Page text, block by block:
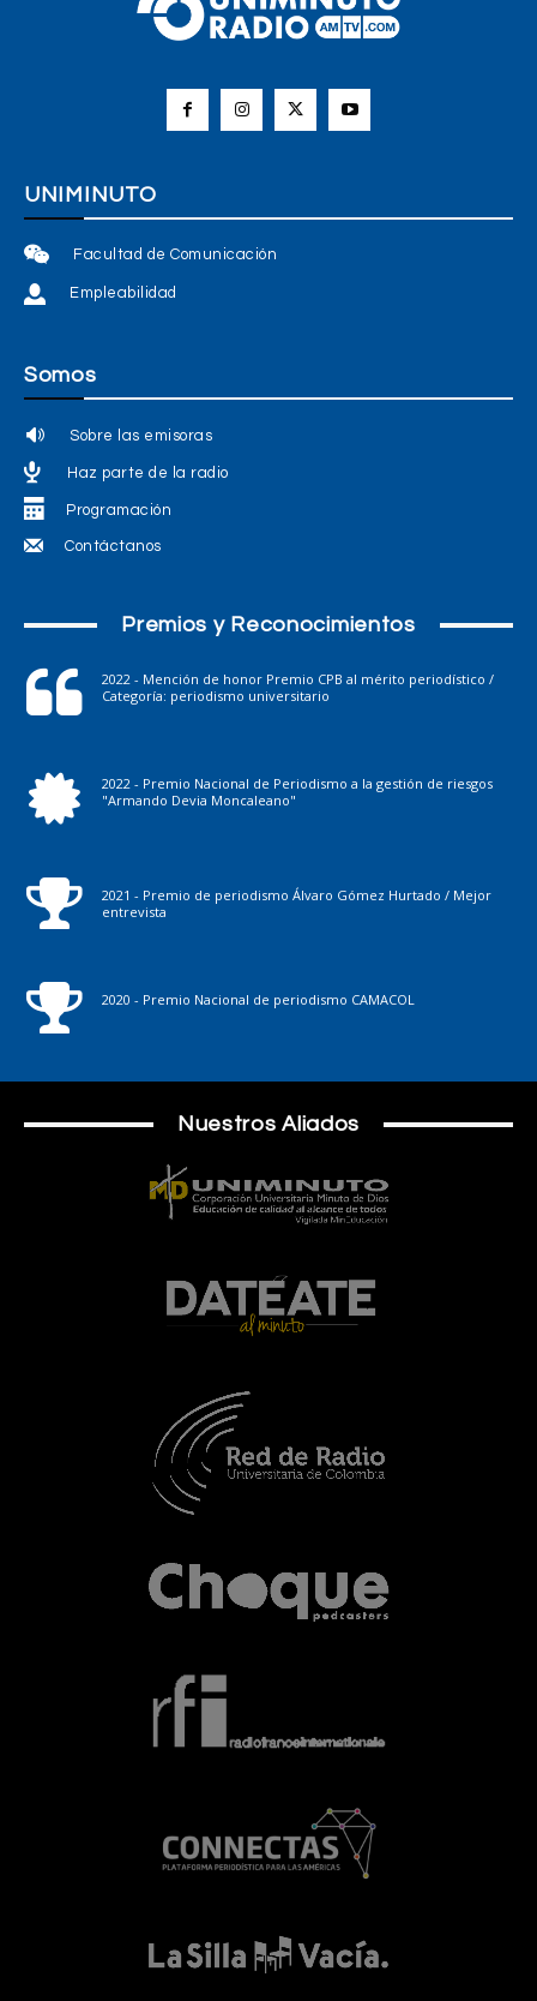
UNIMINUTO
Facultad de Comunicación
Empleabilidad
Somos
Sobre las emisoras
Haz parte de la radio
Programación
Contáctanos
Premios y Reconocimientos
2022 - Mención de honor Premio CPB al mérito periodístico /
Categoría: periodismo universitario
2022 - Premio Nacional de Periodismo a la gestión de riesgos
"Armando Devia Moncaleano"
2021 - Premio de periodismo Álvaro Gómez Hurtado / Mejor
entrevista
2020 - Premio Nacional de periodismo CAMACOL
Nuestros Aliados